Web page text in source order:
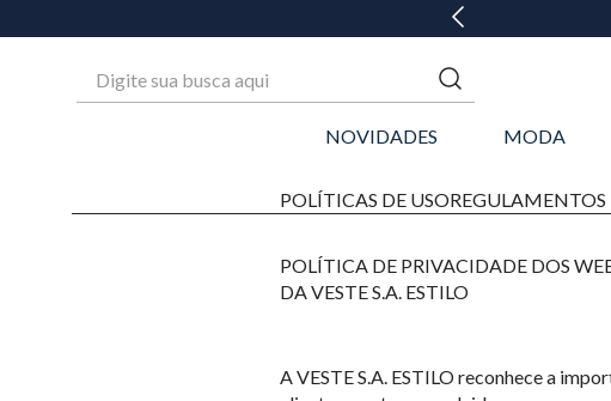
NOVIDADES MODA
POLÍTICAS DE USOREGULAMENTOS
POLÍTICA DE PRIVACIDADE DOS
DA VESTE S.A. ESTILO
A VESTE S.A. ESTILO reconhece a